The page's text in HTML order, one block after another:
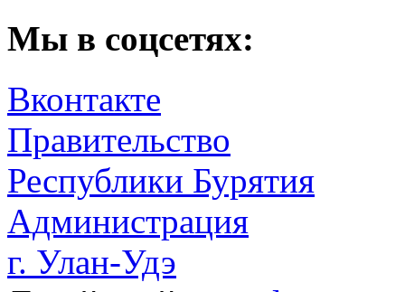
Мы в соцсетях:
Вконтакте
Правительство
Республики Бурятия
Администрация
г. Улан-Удэ